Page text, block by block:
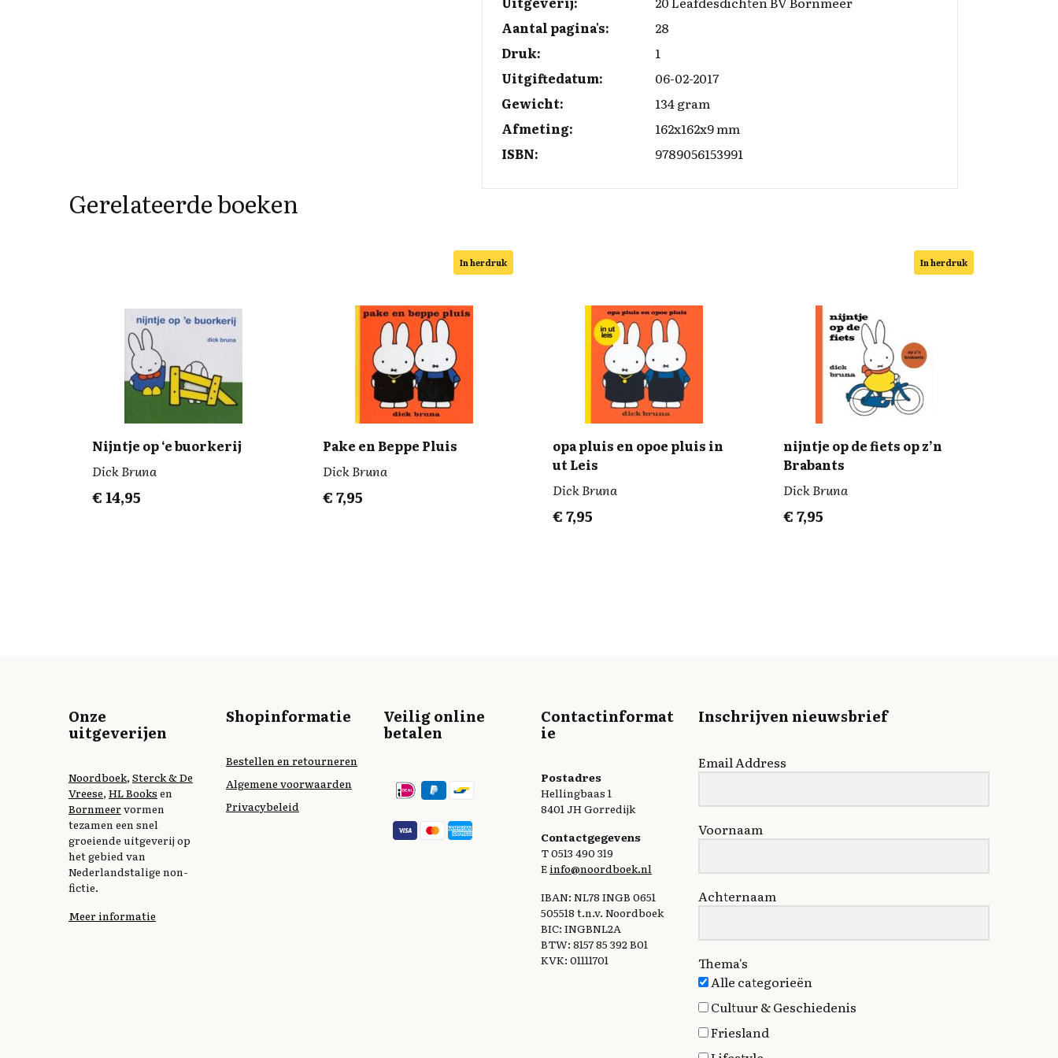
Aantal pagina's:
28
Druk:
1
Uitgiftedatum:
06-02-2017
Gewicht:
134 gram
Afmeting:
162x162x9 mm
ISBN:
9789056153991
Gerelateerde boeken
Nijntje op ‘e buorkerij
Dick Bruna
€ 14,95
In herdruk
Pake en Beppe Pluis
Dick Bruna
€7,95
opa pluis en opoe pluis in
ut Leis
Dick Bruna
€7,95
In herdruk
nijntje op de fiets op z’n
Brabants
Dick Bruna
€7,95
Onze
uitgeverijen
Noordboek, Sterck & De
Vreese, HL Books en
Bornmeervormen
tezamen een snel
groeiende uitgeverij op
het gebied van
Nederlandstalige non-
fictie.
Meer informatie
Shopinformatie
Bestellen en retourneren
Algemene voorwaarden
Privacybeleid
Veilig online
betalen
Contactinformat
ie
Postadres
Hellingbaas 1
8401 JH Gorredijk
Contactgegevens
T 0513 490 319
E info@noordboek.nl
IBAN: NL78 INGB 0651
505518 t.n.v. Noordboek
BIC: INGBNL2A
BTW: 8157 85 392 B01
KVK: 01111701
Inschrijven nieuwsbrief
Email Address
Voornaam
Achternaam
Thema's
Alle categorieën
Cultuur & Geschiedenis
Friesland